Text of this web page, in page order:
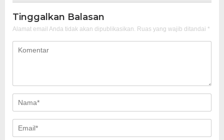
Tinggalkan Balasan
Alamat email Anda tidak akan dipublikasikan. Ruas yang wajib ditandai *